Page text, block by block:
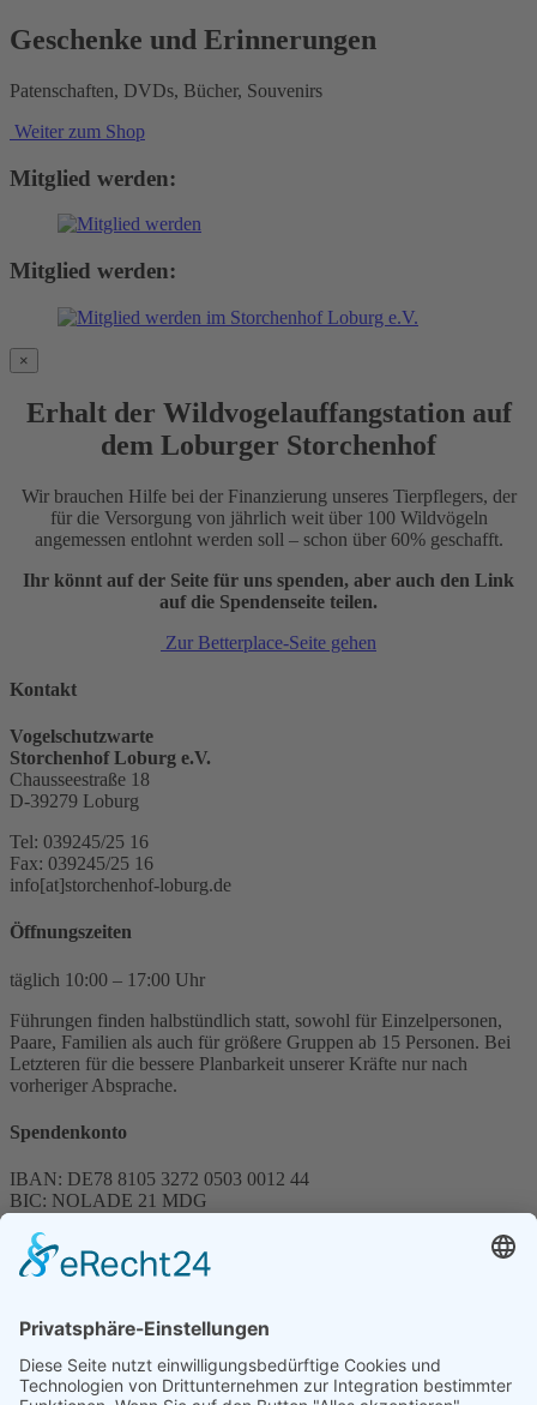
Geschenke und Erinnerungen
Patenschaften, DVDs, Bücher, Souvenirs
Weiter zum Shop
Mitglied werden:
Mitglied werden:
×
Erhalt der Wildvogelauffangstation auf
dem Loburger Storchenhof
Wir brauchen Hilfe bei der Finanzierung unseres Tierpflegers, der
für die Versorgung von jährlich weit über 100 Wildvögeln
angemessen entlohnt werden soll – schon über 60% geschafft.
Ihr könnt auf der Seite für uns spenden, aber auch den Link
auf die Spendenseite teilen.
Zur Betterplace-Seite gehen
Kontakt
Vogelschutzwarte
Storchenhof Loburg e.V.
Chausseestraße 18
D-39279 Loburg
Tel: 039245/25 16
Fax: 039245/25 16
info[at]storchenhof-loburg.de
Öffnungszeiten
täglich 10:00 – 17:00 Uhr
Führungen finden halbstündlich statt, sowohl für Einzelpersonen,
Paare, Familien als auch für größere Gruppen ab 15 Personen. Bei
Letzteren für die bessere Planbarkeit unserer Kräfte nur nach
vorheriger Absprache.
Spendenkonto
IBAN: DE78 8105 3272 0503 0012 44
BIC: NOLADE 21 MDG
Spenden können steuerlich abgesetzt werden
Förderung